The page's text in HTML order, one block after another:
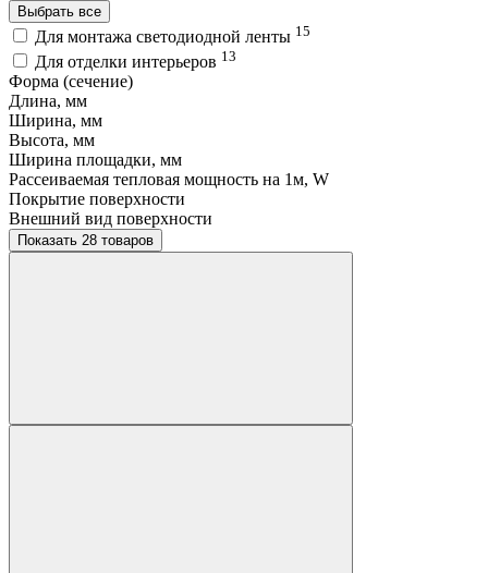
Выбрать все
Для монтажа светодиодной ленты 15
Для отделки интерьеров 13
Форма (сечение)
Длина, мм
Ширина, мм
Высота, мм
Ширина площадки, мм
Рассеиваемая тепловая мощность на 1м, W
Покрытие поверхности
Внешний вид поверхности
Показать 28 товаров